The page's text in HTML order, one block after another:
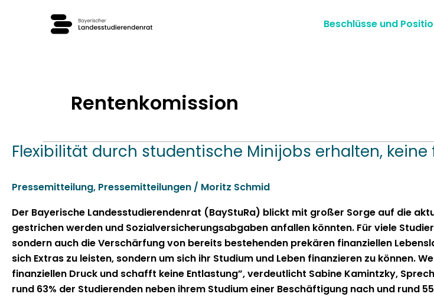
Beschlüsse und
Rentenkomission
Flexibilität durch studentische Minijobs erhalten,
Pressemitteilung, Pressemitteilungen / Moritz Schmid
Der Bay­erische Lan­desstudieren­den­rat (BayStu­Ra) blickt mit großer Sorge auf die
gestrichen wer­den und Sozialver­sicherungsab­gaben anfall­en kön­nten. Für viele
son­dern auch die Ver­schär­fung von bere­its beste­hen­den prekären finanziellen
sich Extras zu leis­ten, son­dern um sich ihr Studi­um und Leben finanzieren zu kön­nen.
finanziellen Druck und schafft keine Ent­las­tung”, verdeut­licht Sabine Kam­intzky,
rund 63% der Studieren­den neben ihrem Studi­um ein­er Beschäf­ti­gung nach und rund
Flexibilität
studentische
Minijobs
erhalten,
keine
finanziellen
Mehrbelastungen
schaffen